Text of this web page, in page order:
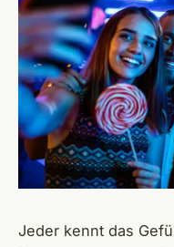
Jeder kennt das